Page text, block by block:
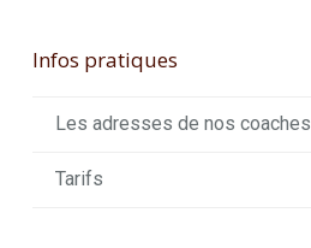
Infos pratiques
Les adresses de nos coaches
Tarifs